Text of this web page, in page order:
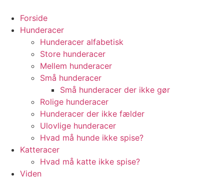
indhold
Forside
Hunderacer
Hunderacer alfabetisk
Store hunderacer
Mellem hunderacer
Små hunderacer
Små hunderacer der ikke gør
Rolige hunderacer
Hunderacer der ikke fælder
Ulovlige hunderacer
Hvad må hunde ikke spise?
Katteracer
Hvad må katte ikke spise?
Viden